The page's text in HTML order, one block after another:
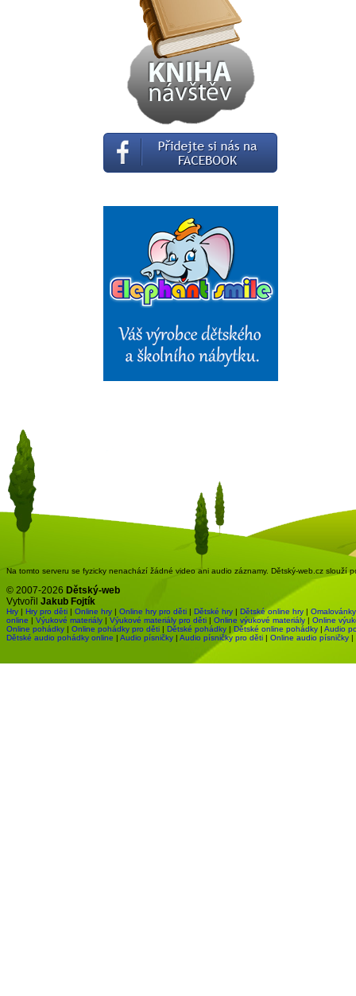
Na tomto serveru se fyzicky nenachází žádné video ani audio záznamy. Dětský-web.cz slouží
© 2007-2026 Dětský-web
Vytvořil Jakub Fojtík
Hry | Hry pro děti | Online hry | Online hry pro děti | Dětské hry | Dětské online hry | Omalovánky
online | Výukové materiály | Výukové materiály pro děti | Online výukové materiály | Online
Online pohádky | Online pohádky pro děti | Dětské pohádky | Dětské online pohádky | Audio
Dětské audio pohádky online | Audio písničky | Audio písničky pro děti | Online audio písničky |